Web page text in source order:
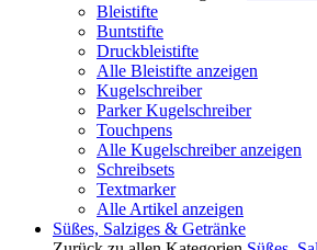
Bleistifte
Buntstifte
Druckbleistifte
Alle Bleistifte anzeigen
Kugelschreiber
Parker Kugelschreiber
Touchpens
Alle Kugelschreiber anzeigen
Schreibsets
Textmarker
Alle Artikel anzeigen
Süßes, Salziges & Getränke